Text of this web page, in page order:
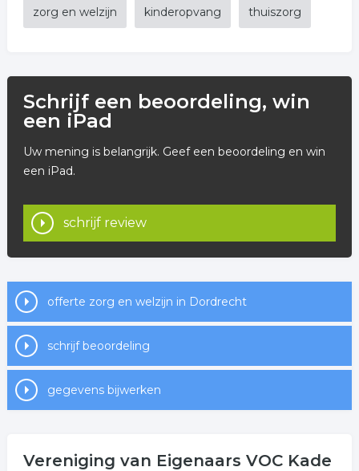
zorg en welzijn kinderopvang thuiszorg
Schrijf een beoordeling, win
een iPad
Uw mening is belangrijk. Geef een beoordeling en win
een iPad.
schrijf review
offerte zorg en welzijn in Dordrecht
schrijf beoordeling
gegevens bijwerken
Vereniging van Eigenaars VOC Kade